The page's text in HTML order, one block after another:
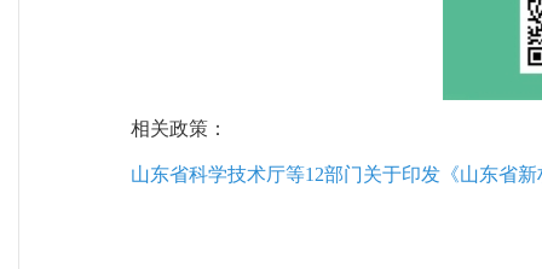
相关政策：
山东省科学技术厅等12部门关于印发《山东省